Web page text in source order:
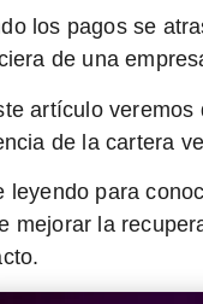
los pagos se
de una
artículo veremos
de la cartera
leyendo para
mejorar la